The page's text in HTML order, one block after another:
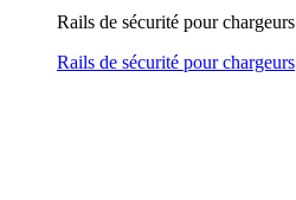
Rails de sécurité pour chargeurs
Rails de sécurité pour chargeurs